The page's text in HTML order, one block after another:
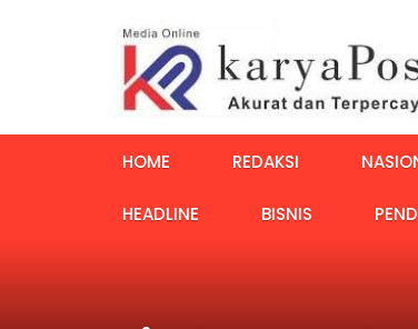
HOME REDAKSI
HEADLINE BISNIS